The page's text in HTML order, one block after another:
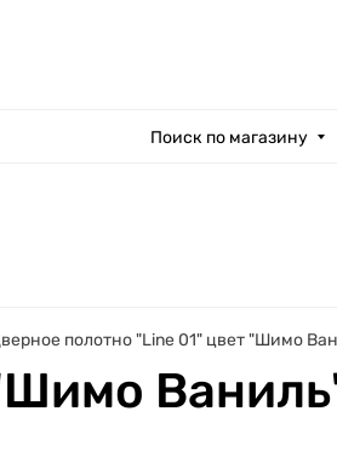
Поиск по магазину
полотно "Line 01" цвет "Шимо